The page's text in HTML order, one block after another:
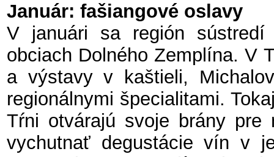
Január: fašiangové oslavy
V januári sa región
obciach Dolného Zemplína. V
a výstavy v kaštieli,
regionálnymi špecialitami.
Tŕni otvárajú svoje brány
vychutnať degustácie vín v